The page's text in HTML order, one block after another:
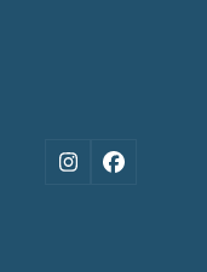
Instagram
Facebook